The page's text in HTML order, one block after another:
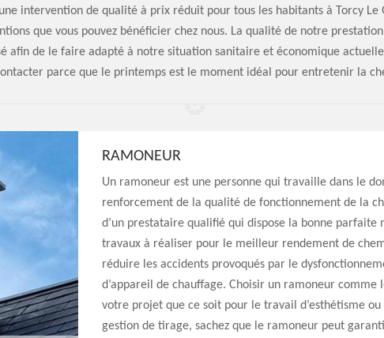
intervention de qualité à prix réduit pour tous les habitants à Torcy Le
que vous pouvez bénéficier chez nous. La qualité de notre
afin de le faire adapté à notre situation sanitaire et économique
parce que le printemps est le moment idéal pour entretenir la
RAMONEUR
Un ramoneur est une personne qui travaille dans le
renforcement de la qualité de fonctionnement de la
d’un prestataire qualifié qui dispose la bonne parfaite
travaux à réaliser pour le meilleur rendement de
réduire les accidents provoqués par le
d’appareil de chauffage. Choisir un ramoneur comme
votre projet que ce soit pour le travail d’esthétisme
gestion de tirage, sachez que le ramoneur peut